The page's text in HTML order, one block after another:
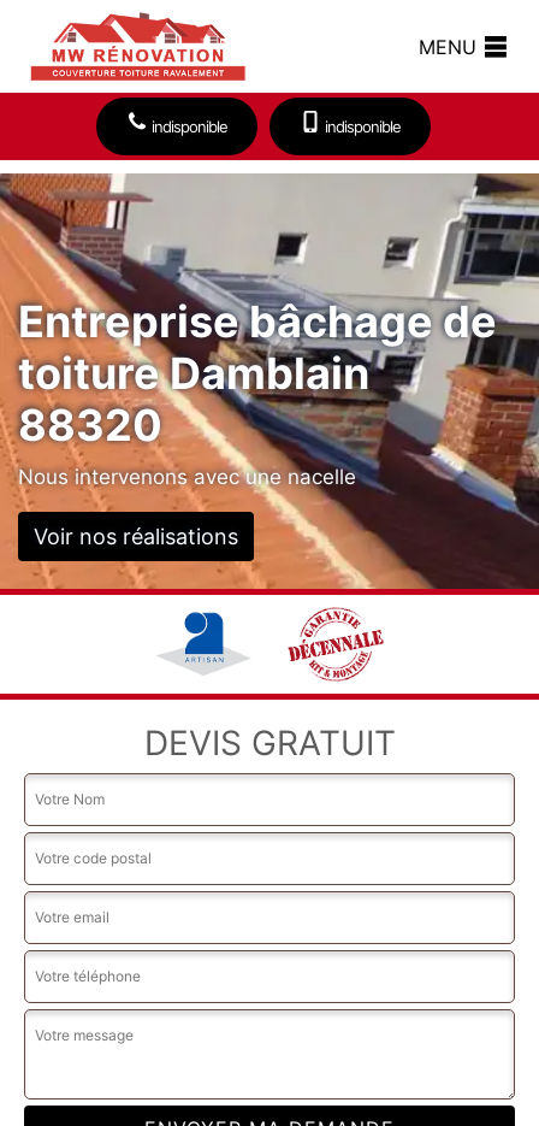
MENU
indisponible indisponible
Entreprise bâchage de
toiture Damblain
88320
Nous intervenons avec une nacelle
Voir nos réalisations
DEVIS GRATUIT